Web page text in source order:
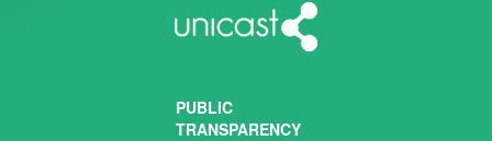
PUBLIC
TRANSPARENCY